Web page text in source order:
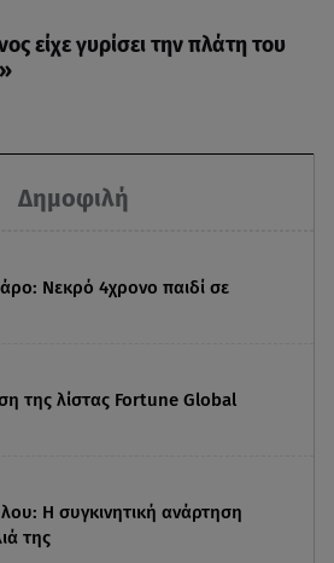
Δημοφιλή
Νεκρό 4χρονο παιδί σε
της λίστας Fortune Global
Η συγκινητική ανάρτηση
της
είχε γυρίσει την πλάτη του